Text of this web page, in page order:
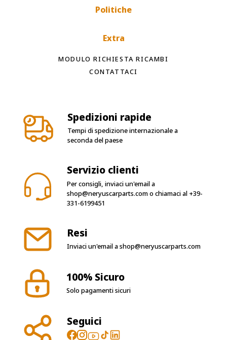
Politiche
Extra
MODULO RICHIESTA RICAMBI
CONTATTACI
Spedizioni rapide
Tempi di spedizione internazionale a
seconda del paese
Servizio clienti
Per consigli, inviaci un'email a
shop@neryuscarparts.como chiamaci al +39-
331-6199451
Resi
Inviaci un'email ashop@neryuscarparts.com
100% Sicuro
Solo pagamenti sicuri
Seguici